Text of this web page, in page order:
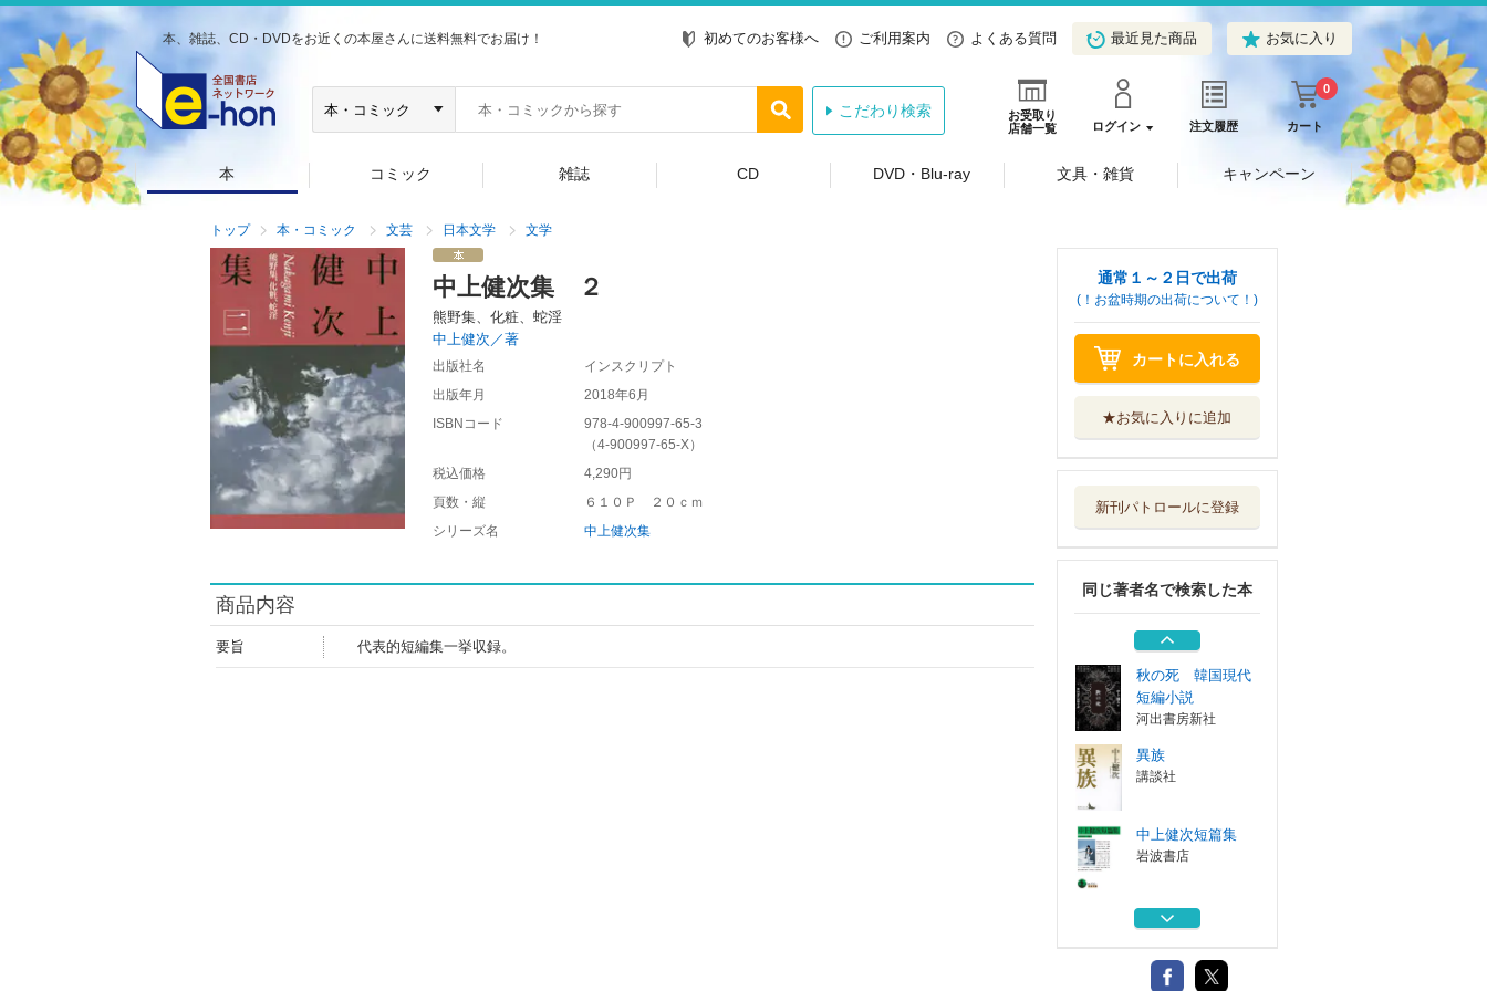
本、雑誌、CD・DVDをお近くの本屋さんに送料無料でお届け！ 初めてのお客様へ ご利用案内 よくある質問 最近見た商品 お気に入り
お受取り
店舗一覧
ログイン 注文履歴 カート
0
こだわり検索
本 コミック 雑誌 CD DVD・Blu-ray 文具・雑貨 キャンペーン
トップ 本・コミック 文芸 日本文学 文学
中上健次集 ２
熊野集、化粧、蛇淫
中上健次／著
出版社名
インスクリプト
出版年月
2018年6月
ISBNコード
978-4-900997-65-3
（4-900997-65-X）
税込価格
4,290円
頁数・縦
６１０Ｐ ２０ｃｍ
シリーズ名
中上健次集
商品内容
要旨 代表的短編集一挙収録。
通常１～２日で出荷
(！お盆時期の出荷について！)
カートに入れる
★お気に入りに追加
新刊パトロールに登録
同じ著者名で検索した本
中上健次短篇集
岩波書店
天の歌 小説都は
小学館
現代小説の方法
作品社
秋の死 韓国現代
短編小説
河出書房新社
異族
講談社
中上健次短篇集
岩波書店
天の歌 小説都は
小学館